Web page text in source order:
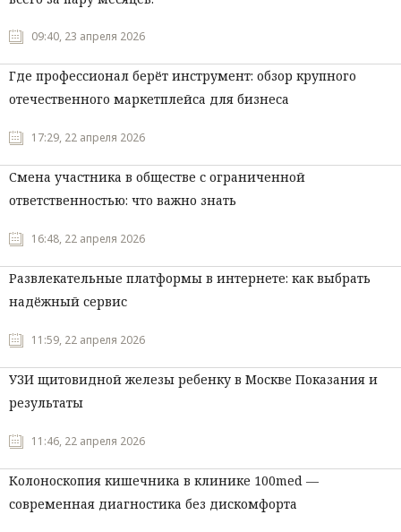
09:40, 23 апреля 2026
Где профессионал берёт инструмент: обзор крупного
отечественного маркетплейса для бизнеса
17:29, 22 апреля 2026
Смена участника в обществе с ограниченной
ответственностью: что важно знать
16:48, 22 апреля 2026
Развлекательные платформы в интернете: как выбрать
надёжный сервис
11:59, 22 апреля 2026
УЗИ щитовидной железы ребенку в Москве Показания и
результаты
11:46, 22 апреля 2026
Колоноскопия кишечника в клинике 100med —
современная диагностика без дискомфорта